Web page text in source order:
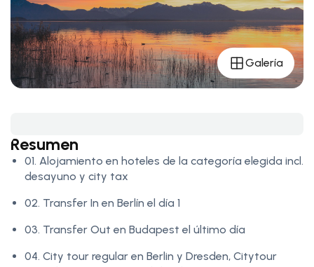
Galería
Resumen
01. Alojamiento en hoteles de la categoría elegida incl.
desayuno y city tax
02. Transfer In en Berlín el día 1
03. Transfer Out en Budapest el último día
04. City tour regular en Berlin y Dresden, Citytour